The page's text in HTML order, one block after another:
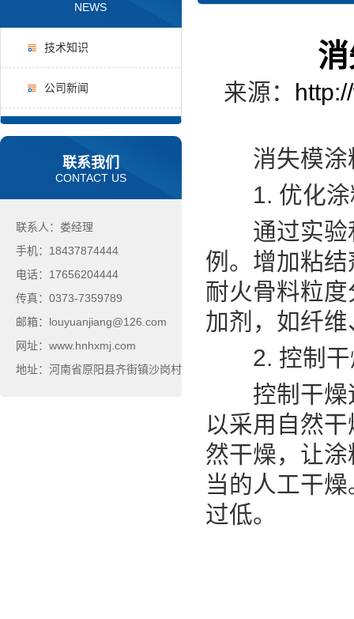
NEWS
技术知识
公司新闻
联系我们
CONTACT US
联系人：娄经理
手机：18437874444
电话：17656204444
传真：0373-7359789
邮箱：louyuanjiang@126.com
网址：www.hnhxmj.com
地址：河南省原阳县齐街镇沙岗村
来源：
消失模涂
1. 优化涂
通过实验和
例。增加粘
耐火骨料粒
加剂，如纤
2. 控制干
控制干燥速
以采用自然
然干燥，让
当的人工干
过低。